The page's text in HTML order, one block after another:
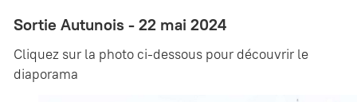
Sortie Autunois - 22 mai 2024
Cliquez sur la photo ci-dessous pour découvrir le
diaporama